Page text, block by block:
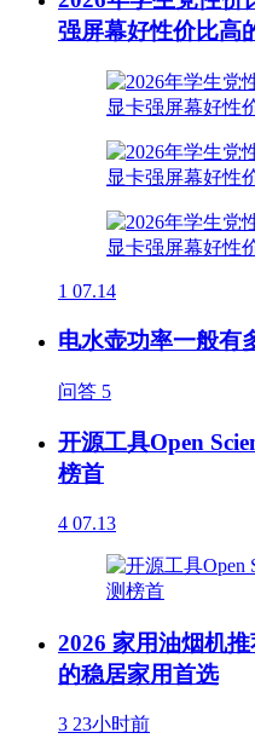
强屏幕好性价比高
1 07.14
电水壶功率一般有
问答 5
开源工具Open
榜首
4 07.13
2026 家用油烟机
的稳居家用首选
3 23小时前